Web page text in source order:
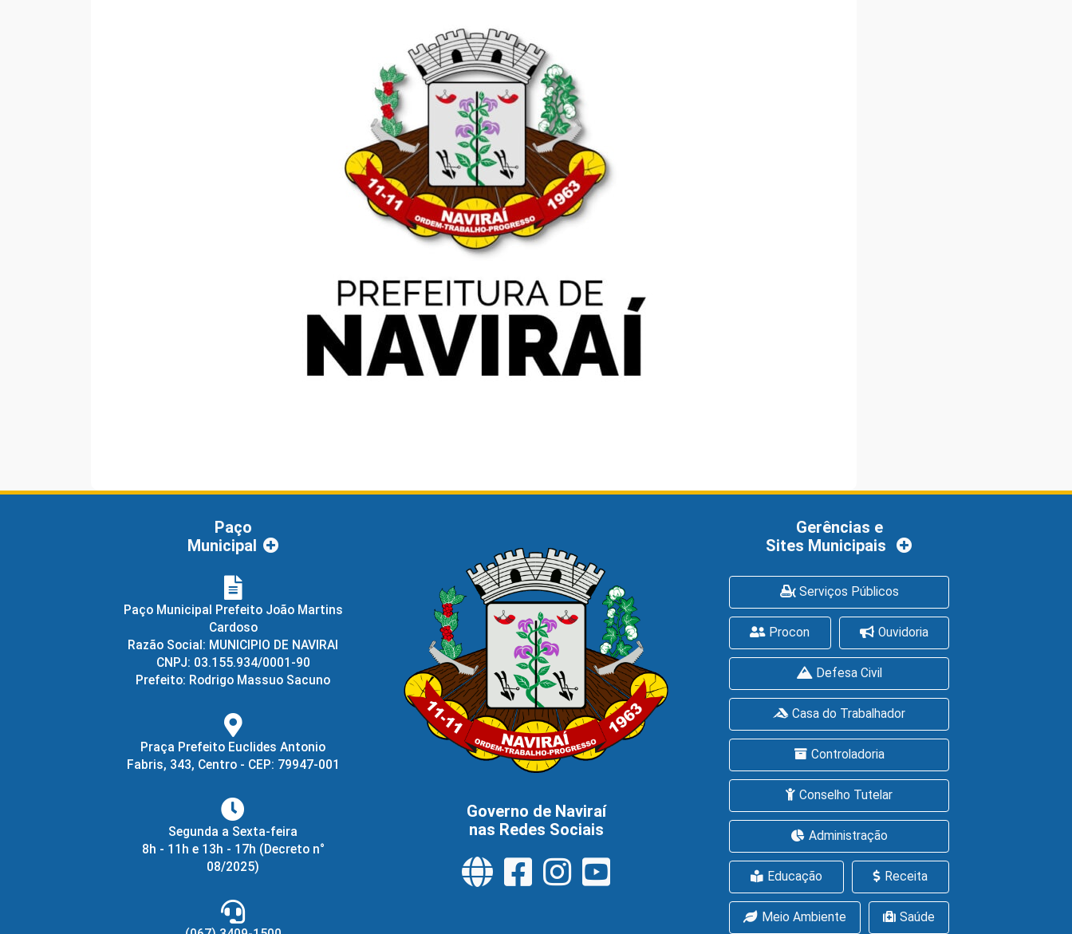
Paço
Municipal
Paço Municipal Prefeito João Martins
Cardoso
Razão Social: MUNICIPIO DE NAVIRAI
CNPJ: 03.155.934/0001-90
Prefeito: Rodrigo Massuo Sacuno
Praça Prefeito Euclides Antonio
Fabris, 343, Centro - CEP: 79947-001
Segunda a Sexta-feira
8h - 11h e 13h - 17h (Decreto n°
08/2025)
Governo de Naviraí
nas Redes Sociais
Gerências e
Sites Municipais
Serviços Públicos
Procon Ouvidoria
Defesa Civil
Casa do Trabalhador
Controladoria
Conselho Tutelar
Administração
Educação Receita
Meio Ambiente Saúde